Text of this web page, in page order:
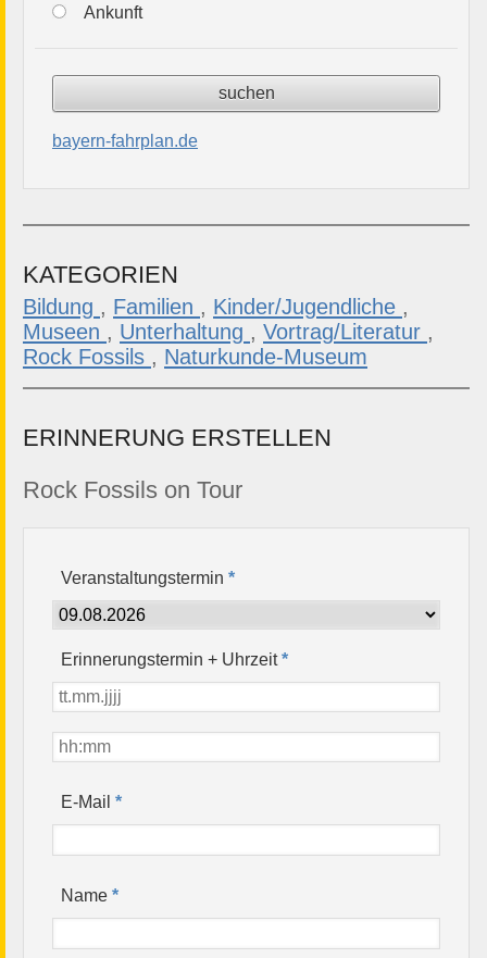
Ankunft
bayern-fahrplan.de
KATEGORIEN
Bildung , Familien , Kinder/Jugendliche ,
Museen , Unterhaltung , Vortrag/Literatur ,
Rock Fossils , Naturkunde-Museum
ERINNERUNG ERSTELLEN
Rock Fossils on Tour
Veranstaltungstermin*
Erinnerungstermin + Uhrzeit*
E-Mail*
Name*